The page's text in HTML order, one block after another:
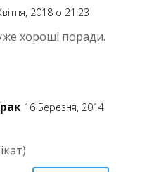
2018 о 21:23
хороші поради.
16 Березня, 2014